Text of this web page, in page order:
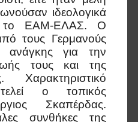
ιδεολογικά
ΕΑΜ-ΕΛΑΣ. Ο
τους Γερμανούς
ανάγκης για την
τους και της
Χαρακτηριστικό
ο τοπικός
Σκαπέρδας.
συνθήκες της